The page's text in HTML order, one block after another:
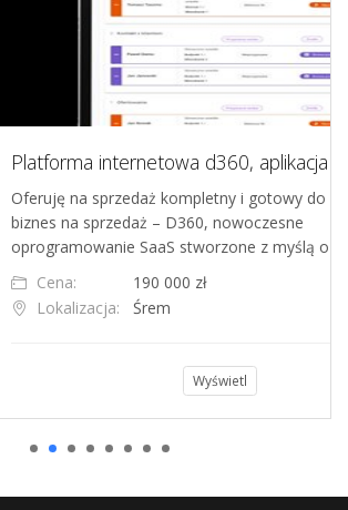
Platforma internetowa d360, aplikacja SaaS dla deweloperów rynku nieruchomości
kompletny i gotowy do rozwoju
– D360, nowoczesne
SaaS stworzone z myślą o deweloper…
190 000 zł
Śrem